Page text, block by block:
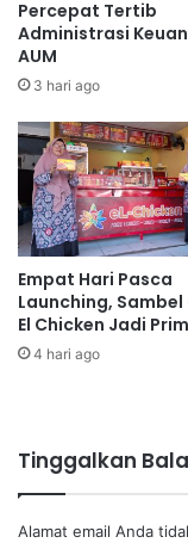
Percepat Tertib
Administrasi
AUM
3 hari ago
Empat Hari Pasca
Launching,
El Chicken Jadi
4 hari ago
Tinggalkan
Alamat email Anda